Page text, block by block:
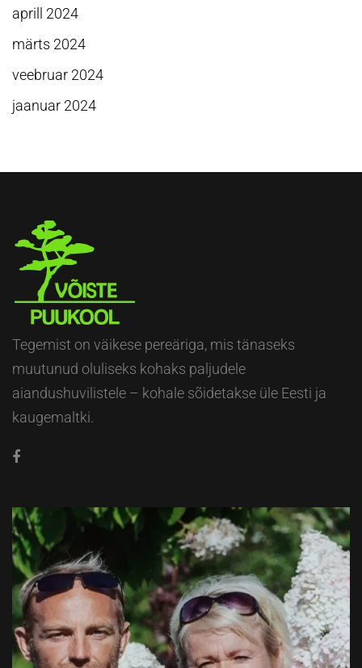
aprill 2024
märts 2024
veebruar 2024
jaanuar 2024
Tegemist on väikese pereäriga, mis tänaseks
muutunud oluliseks kohaks paljudele
aiandushuvilistele – kohale sõidetakse üle Eesti ja
kaugemaltki.